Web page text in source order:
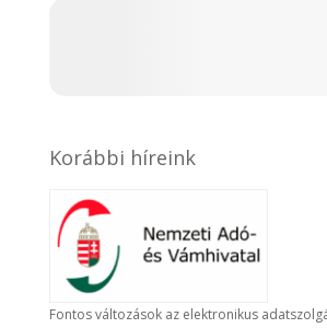
Korábbi híreink
Fontos változások az elektronikus